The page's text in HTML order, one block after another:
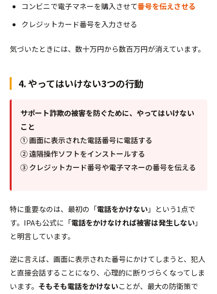
コンビニで電子マネーを購入させて番号を伝えさせる
クレジットカード番号を入力させる
気づいたときには、数十万円から数百万円が消えています。
4. やってはいけない3つの行動
サポート詐欺の被害を防ぐために、やってはいけない
こと
① 画面に表示された電話番号に電話する
② 遠隔操作ソフトをインストールする
③ クレジットカード番号や電子マネーの番号を伝える
特に重要なのは、最初の「電話をかけない」という1点で
す。IPAも公式に「電話をかけなければ被害は発生しない」
と明言しています。
逆に言えば、画面に表示された番号にかけてしまうと、犯人
と直接会話することになり、心理的に断りづらくなってしま
います。 そもそも電話をかけないことが、最大の防衛策で